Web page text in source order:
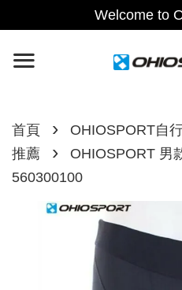
Welcome to
首頁 ›
OHIOSPORT自
推薦
›
OHIOSPORT 男
560300100